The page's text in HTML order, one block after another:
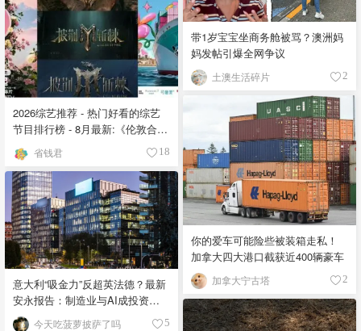
2026综艺推荐 - 热门好看的综艺
节目排行榜 - 8月最新:《​​伦敦合伙
人》回归啦
省钱君 18
带1岁宝宝坐商务舱被骂？澳洲妈
妈发帖引爆全网争议
土澳生活碎片 2
你的爱车可能险些被装箱走私！
加拿大四大港口截获近400辆豪车
加拿大宁古塔 2
意大利“吸金力”反超英法德？最新
安永报告：制造业与AI成投资新
宠！ 今天吃菠萝披萨了吗 5